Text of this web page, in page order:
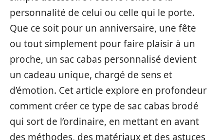
personnalité de celui ou celle qui le porte.
Que ce soit pour un anniversaire, une fête
ou tout simplement pour faire plaisir à un
proche, un sac cabas personnalisé devient
un cadeau unique, chargé de sens et
d’émotion. Cet article explore en profondeur
comment créer ce type de sac cabas brodé
qui sort de l’ordinaire, en mettant en avant
des méthodes, des matériaux et des astuces